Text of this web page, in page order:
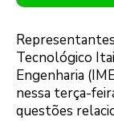
Tecnológico
Engenharia
nessa terça-
questões